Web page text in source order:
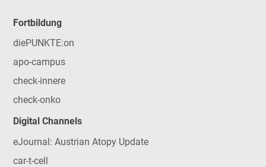
Fortbildung
diePUNKTE:on
apo-campus
check-innere
check-onko
Digital Channels
eJournal: Austrian Atopy Update
car-t-cell